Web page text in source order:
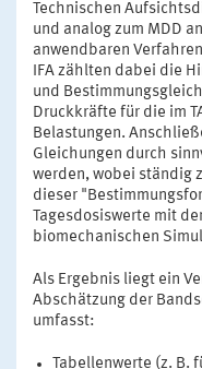
Technischen
und analog zum MDD
anwendbaren
IFA zählten dabei die
und
Druckkräfte für die im
Belastungen.
Gleichungen durch
werden, wobei ständig
dieser
Tagesdosiswerte mit
biomechanischen
Als Ergebnis liegt ein
Abschätzung der
umfasst:
Tabellenwerte (z. B.